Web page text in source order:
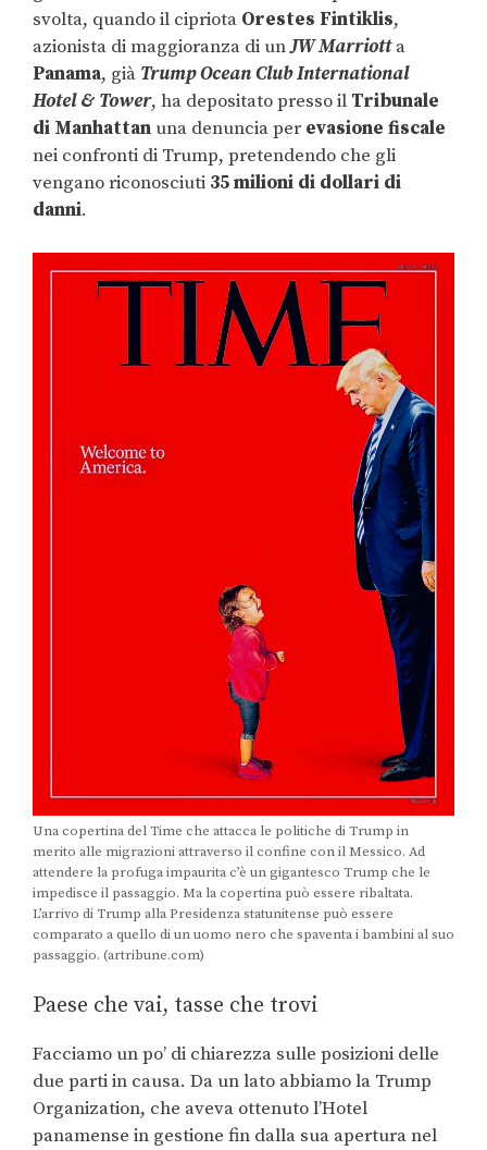
svolta, quando il cipriota Orestes Fintiklis,
azionista di maggioranza di unJW Marriotta
Panama, già Trump Ocean Club International
Hotel & Tower, ha depositato presso il Tribunale
di Manhattan una denuncia per evasione fiscale
nei confronti di Trump, pretendendo che gli
vengano riconosciuti 35 milioni di dollari di
danni.
Una copertina del Time che attacca le politiche di Trump in
merito alle migrazioni attraverso il confine con il Messico. Ad
attendere la profuga impaurita c’è un gigantesco Trump che le
impedisce il passaggio. Ma la copertina può essere ribaltata.
L’arrivo di Trump alla Presidenza statunitense può essere
comparato a quello di un uomo nero che spaventa i bambini al suo
passaggio. (artribune.com)
Paese che vai, tasse che trovi
Facciamo un po’ di chiarezza sulle posizioni delle
due parti in causa. Da un lato abbiamo la Trump
Organization, che aveva ottenuto l’Hotel
panamense in gestione fin dalla sua apertura nel